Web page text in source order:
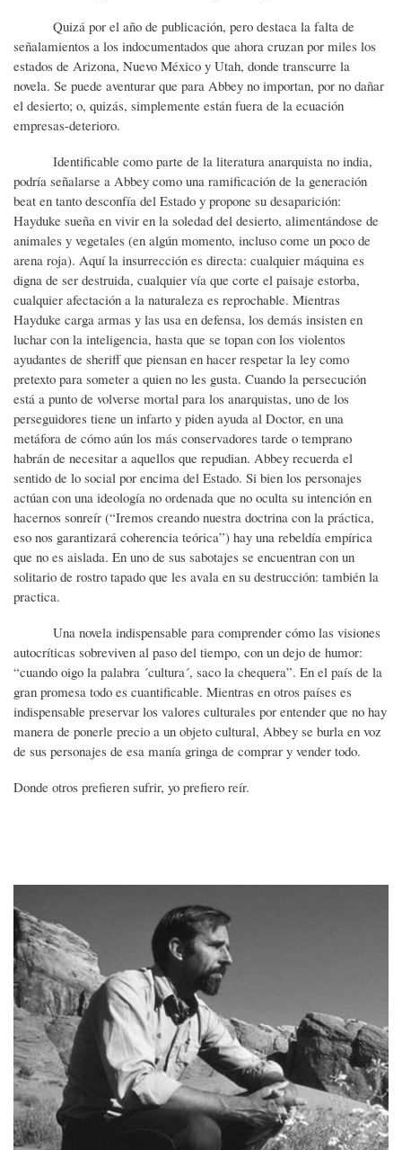
Quizá por el año de publicación, pero destaca la falta de
señalamientos a los indocumentados que ahora cruzan por miles los
estados de Arizona, Nuevo México y Utah, donde transcurre la
novela. Se puede aventurar que para Abbey no importan, por no dañar
el desierto; o, quizás, simplemente están fuera de la ecuación
empresas-deterioro.
Identificable como parte de la literatura anarquista no india,
podría señalarse a Abbey como una ramificación de la generación
beat en tanto desconfía del Estado y propone su desaparición:
Hayduke sueña en vivir en la soledad del desierto, alimentándose de
animales y vegetales (en algún momento, incluso come un poco de
arena roja). Aquí la insurrección es directa: cualquier máquina es
digna de ser destruida, cualquier vía que corte el paisaje estorba,
cualquier afectación a la naturaleza es reprochable. Mientras
Hayduke carga armas y las usa en defensa, los demás insisten en
luchar con la inteligencia, hasta que se topan con los violentos
ayudantes de sheriff que piensan en hacer respetar la ley como
pretexto para someter a quien no les gusta. Cuando la persecución
está a punto de volverse mortal para los anarquistas, uno de los
perseguidores tiene un infarto y piden ayuda al Doctor, en una
metáfora de cómo aún los más conservadores tarde o temprano
habrán de necesitar a aquellos que repudian. Abbey recuerda el
sentido de lo social por encima del Estado. Si bien los personajes
actúan con una ideología no ordenada que no oculta su intención en
hacernos sonreír (“Iremos creando nuestra doctrina con la práctica,
eso nos garantizará coherencia teórica”) hay una rebeldía empírica
que no es aislada. En uno de sus sabotajes se encuentran con un
solitario de rostro tapado que les avala en su destrucción: también la
practica.
Una novela indispensable para comprender cómo las visiones
autocríticas sobreviven al paso del tiempo, con un dejo de humor:
“cuando oigo la palabra ´cultura´, saco la chequera”. En el país de la
gran promesa todo es cuantificable. Mientras en otros países es
indispensable preservar los valores culturales por entender que no hay
manera de ponerle precio a un objeto cultural, Abbey se burla en voz
de sus personajes de esa manía gringa de comprar y vender todo.
Donde otros prefieren sufrir, yo prefiero reír.